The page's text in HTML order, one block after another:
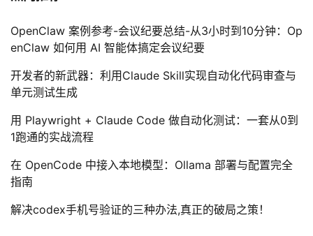
OpenClaw 案例参考-会议纪要总结-从3小时到10分钟：Op
enClaw 如何用 AI 智能体搞定会议纪要
开发者的新武器：利用Claude Skill实现自动化代码审查与
单元测试生成
用 Playwright + Claude Code 做自动化测试：一套从0到
1跑通的实战流程
在 OpenCode 中接入本地模型：Ollama 部署与配置完全
指南
解决codex手机号验证的三种办法,真正的破局之策！